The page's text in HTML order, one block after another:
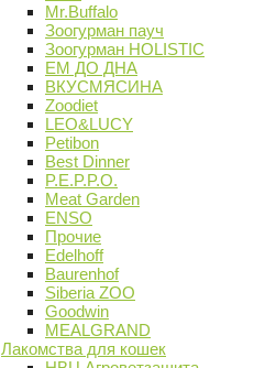
Mr.Buffalo
Зоогурман пауч
Зоогурман HOLISTIC
ЕМ ДО ДНА
ВКУСМЯСИНА
Zoodiet
LEO&LUCY
Petibon
Best Dinner
P.E.P.P.O.
Meat Garden
ENSO
Прочие
Edelhoff
Baurenhof
Siberia ZOO
Goodwin
MEALGRAND
Лакомства для кошек